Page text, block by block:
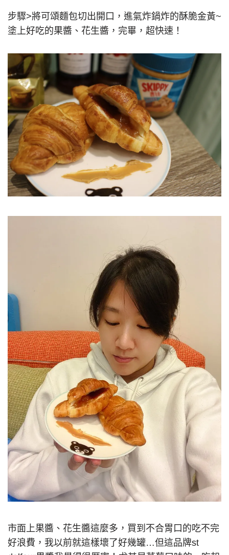
步驟>將可頌麵包切出開口，進氣炸鍋炸的酥脆金黃~
塗上好吃的果醬、花生醬，完畢，超快速！
市面上果醬、花生醬這麼多，買到不合胃口的吃不完
好浪費，我以前就這樣壞了好幾罐…但這品牌st